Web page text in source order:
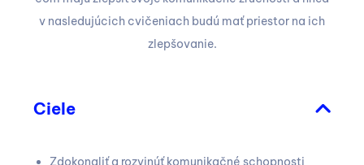
v nasledujúcich cvičeniach budú mať priestor na ich
zlepšovanie.
Ciele
Zdokonaliť a rozvinúť komunikačné schopnosti